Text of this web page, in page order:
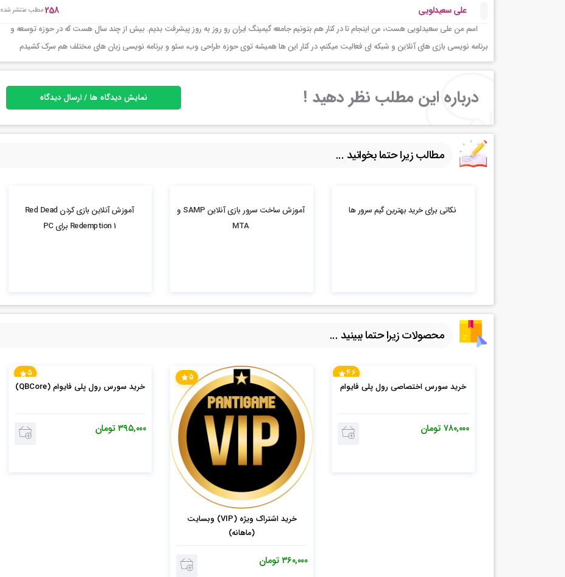
علی سعیدلویی 258مطلب منتشر شده
اسم من علی سعیدلویی هست، من اینجام تا در کنار هم بتونیم جامعه گیمینگ ایران رو روز به روز پیشرفت بدیم. بیش از چند سال هست که در حوزه توسعه و
برنامه نویسی بازی های آنلاین و شبکه ای فعالیت میکنم، در کنار این ها همیشه توی حوزه طراحی وب، سئو و برنامه نویسی زبان های مختلف هم سرک کشیدم
درباره این مطلب نظر دهید ! نمایش دیدگاه ها / ارسال دیدگاه
مطالب زیرا حتما بخوانید ...
نکاتی برای خرید بهترین گیم سرور ها
آموزش ساخت سرور بازی آنلاین SAMP و
MTA
آموزش آنلاین بازی کردن Red Dead
Redemption 1 برای PC
محصولات زیرا حتما ببینید ...
4.6
خرید سورس اختصاصی رول پلی فایوام
۷۸۰,۰۰۰ تومان
5
خرید اشتراک ویژه (VIP) وبسایت
(ماهانه)
۳۶۰,۰۰۰ تومان
5
خرید سورس رول پلی فایوام (QBCore)
۳۹۵,۰۰۰ تومان